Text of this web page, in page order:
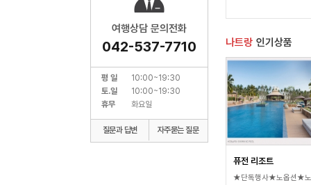
여행상담 문의전화
042-537-7710
평 일
10:00~19:30
토.일
10:00~19:30
휴무
화요일
질문과 답변 자주묻는 질문
순간에 호텔 도착, 바로
도, 계속 쉬기만 하는 일
절하게 섞인 최고인 일
번에 즐기세요.
나트랑 인기상품
퓨전 리조트
★단독행사★노옵션★노